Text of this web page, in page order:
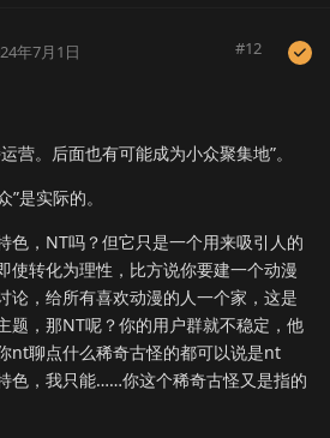
年7月1日 #12
营。后面也有可能成为小众聚集地”。
”是实际的。
色，NT吗？但它只是一个用来吸引人的
使转化为理性，比方说你要建一个动漫
论，给所有喜欢动漫的人一个家，这是
题，那NT呢？你的用户群就不稳定，他
nt聊点什么稀奇古怪的都可以说是nt
色，我只能……你这个稀奇古怪又是指的